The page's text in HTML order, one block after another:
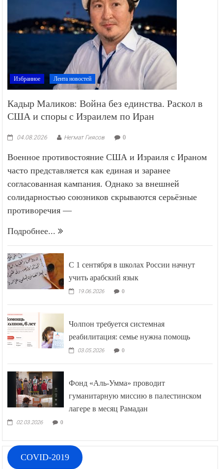
Избранное Лента новостей
Кадыр Маликов: Война без единства. Раскол в
США и споры с Израилем по Иран
04.08.2026 Негмат Гиясов 0
Военное противостояние США и Израиля с Ираном
часто представляется как единая и заранее
согласованная кампания. Однако за внешней
солидарностью союзников скрываются серьёзные
противоречия —
Подробнее...
С 1 сентября в школах России начнут
учить арабский язык
19.06.2026 0
Чолпон требуется системная
реабилитация: семье нужна помощь
03.05.2026 0
Фонд «Аль-Умма» проводит
гуманитарную миссию в палестинском
лагере в месяц Рамадан
02.03.2026 0
COVID-2019